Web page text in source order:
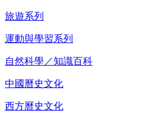
旅遊系列
運動與學習系列
自然科學／知識百科
中國曆史文化
西方曆史文化